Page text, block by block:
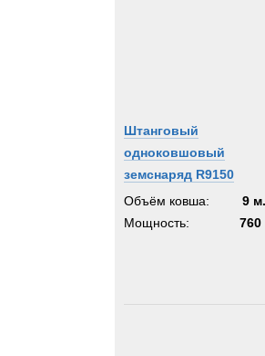
Штанговый
одноковшовый
земснаряд R9150
Объём ковша:
9
Мощность:
760